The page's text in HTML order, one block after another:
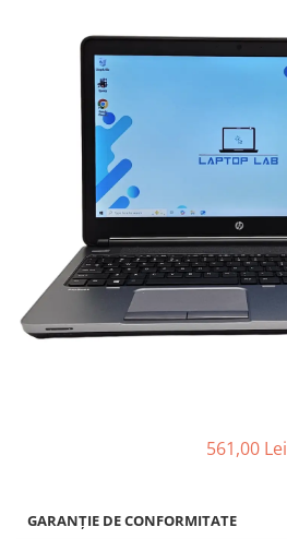
561,00 Lei
GARANȚIE DE CONFORMITATE